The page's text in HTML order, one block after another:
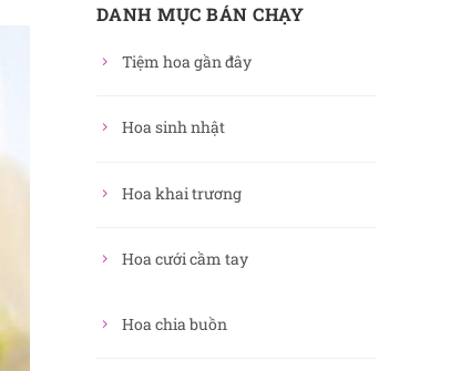
DANH MỤC BÁN CHẠY
Tiệm hoa gần đây
Hoa sinh nhật
Hoa khai trương
Hoa cưới cầm tay
Hoa chia buồn